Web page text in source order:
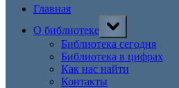
Главная
О библиотеке
Toggle
sub-
menu
Библиотека сегодня
Библиотека в цифрах
Как нас найти
Контакты